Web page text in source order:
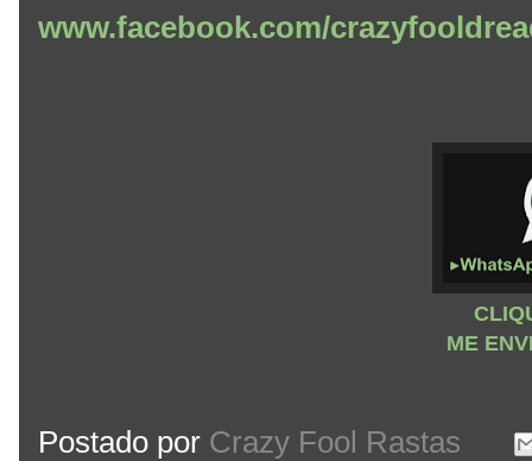
www.facebook.com/
ME
Postado por Crazy Fool Rastas